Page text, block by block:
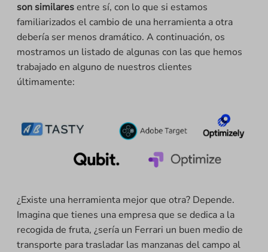
son similaresentre sí, con lo que si estamos
familiarizados el cambio de una herramienta a otra
debería ser menos dramático. A continuación, os
mostramos un listado de algunas con las que hemos
trabajado en alguno de nuestros clientes
últimamente:
¿Existe una herramienta mejor que otra? Depende.
Imagina que tienes una empresa que se dedica a la
recogida de fruta, ¿sería un Ferrari un buen medio de
transporte para trasladar las manzanas del campo al